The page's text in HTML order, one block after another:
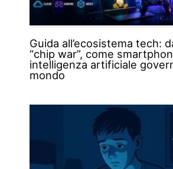
Guida all’ecosistema tech:
“chip war”, come
intelligenza artificiale
mondo